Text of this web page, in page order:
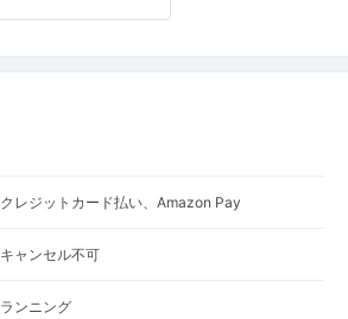
クレジットカード払い、Amazon Pay
キャンセル不可
ランニング